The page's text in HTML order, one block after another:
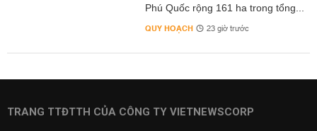
Phú Quốc rộng 161 ha trong tổng...
QUY HOẠCH 23 giờ trước
TRANG TTĐTTH CỦA CÔNG TY VIETNEWSCORP